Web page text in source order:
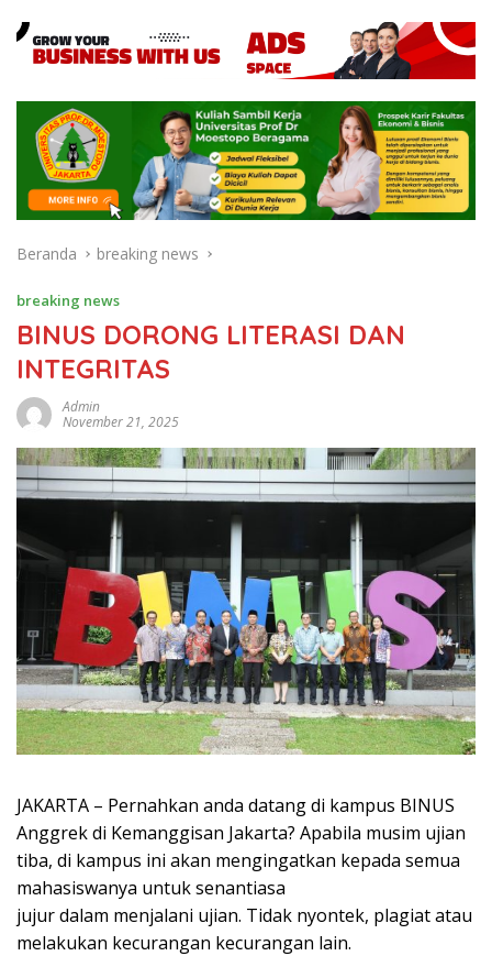
Beranda breaking news
breaking news
BINUS DORONG LITERASI DAN
INTEGRITAS
Admin
November 21, 2025
JAKARTA – Pernahkan anda datang di kampus BINUS
Anggrek di Kemanggisan Jakarta? Apabila musim ujian
tiba, di kampus ini akan mengingatkan kepada semua
mahasiswanya untuk senantiasa
jujur dalam menjalani ujian. Tidak nyontek, plagiat atau
melakukan kecurangan kecurangan lain.